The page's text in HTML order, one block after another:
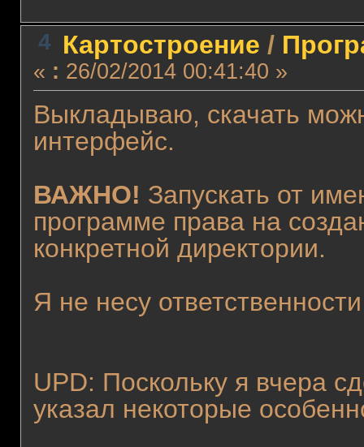
4 Картостроение /
« : 26/02/2014 00:41:40 »
Выкладываю, скачать
интерфейс.
ВАЖНО! Запускать от
программе права на
конкретной директории.
Я не несу
UPD: Поскольку я вчера
указал некоторые